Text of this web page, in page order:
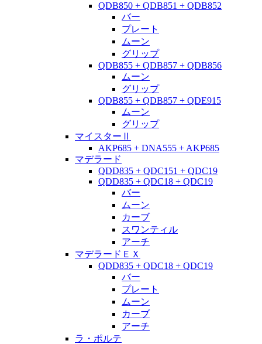
QDB850 + QDB851 + QDB852
バー
プレート
ムーン
グリップ
QDB855 + QDB857 + QDB856
ムーン
グリップ
QDB855 + QDB857 + QDE915
ムーン
グリップ
マイスターⅡ
AKP685 + DNA555 + AKP685
マデラード
QDD835 + QDC151 + QDC19
QDD835 + QDC18 + QDC19
バー
ムーン
カーブ
スワンティル
アーチ
マデラードＥＸ
QDD835 + QDC18 + QDC19
バー
プレート
ムーン
カーブ
アーチ
ラ・ポルテ